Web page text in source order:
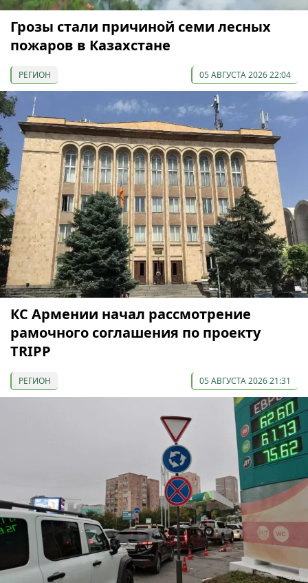
Грозы стали причиной семи лесных
пожаров в Казахстане
РЕГИОН 05 АВГУСТА 2026 22:04
КС Армении начал рассмотрение
рамочного соглашения по проекту
TRIPP
РЕГИОН 05 АВГУСТА 2026 21:31